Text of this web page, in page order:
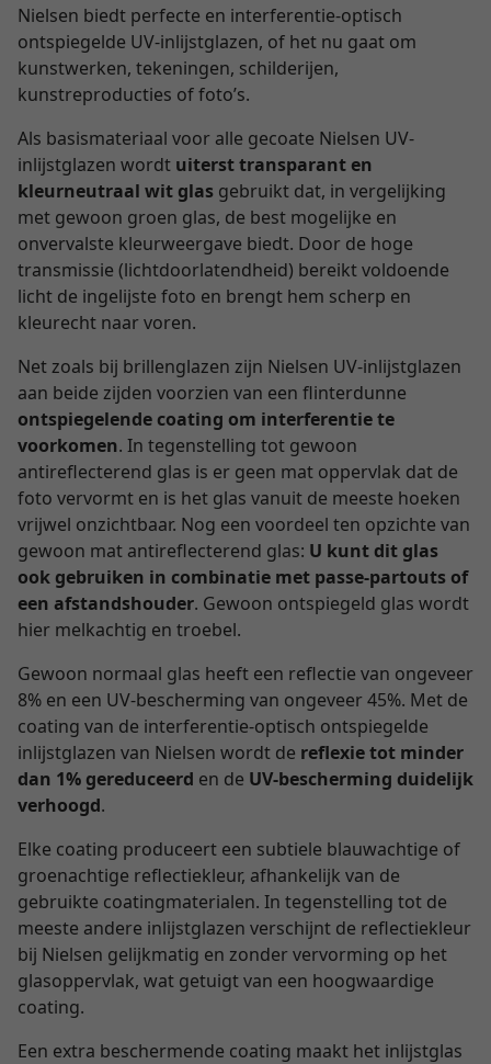
Nielsen biedt perfecte en interferentie-optisch
ontspiegelde UV-inlijstglazen, of het nu gaat om
kunstwerken, tekeningen, schilderijen,
kunstreproducties of foto’s.
Als basismateriaal voor alle gecoate Nielsen UV-
inlijstglazen wordt uiterst transparant en
kleurneutraal wit glas gebruikt dat, in vergelijking
met gewoon groen glas, de best mogelijke en
onvervalste kleurweergave biedt. Door de hoge
transmissie (lichtdoorlatendheid) bereikt voldoende
licht de ingelijste foto en brengt hem scherp en
kleurecht naar voren.
Net zoals bij brillenglazen zijn Nielsen UV-inlijstglazen
aan beide zijden voorzien van een flinterdunne
ontspiegelende coating om interferentie te
voorkomen. In tegenstelling tot gewoon
antireflecterend glas is er geen mat oppervlak dat de
foto vervormt en is het glas vanuit de meeste hoeken
vrijwel onzichtbaar. Nog een voordeel ten opzichte van
gewoon mat antireflecterend glas: U kunt dit glas
ook gebruiken in combinatie met passe-partouts of
een afstandshouder. Gewoon ontspiegeld glas wordt
hier melkachtig en troebel.
Gewoon normaal glas heeft een reflectie van ongeveer
8% en een UV-bescherming van ongeveer 45%. Met de
coating van de interferentie-optisch ontspiegelde
inlijstglazen van Nielsen wordt de reflexie tot minder
dan 1% gereduceerd en de UV-bescherming duidelijk
verhoogd.
Elke coating produceert een subtiele blauwachtige of
groenachtige reflectiekleur, afhankelijk van de
gebruikte coatingmaterialen. In tegenstelling tot de
meeste andere inlijstglazen verschijnt de reflectiekleur
bij Nielsen gelijkmatig en zonder vervorming op het
glasoppervlak, wat getuigt van een hoogwaardige
coating.
Een extra beschermende coating maakt het inlijstglas